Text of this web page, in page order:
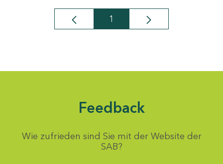
Seite
1
Feedback
Wie zufrieden sind Sie mit der Website der
SAB?